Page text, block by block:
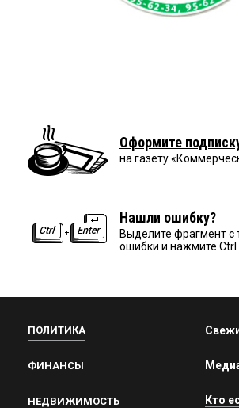
Оформите
на газету
Нашли ошибку?
Выделите фрагмент с
ошибки и нажмите Ctrl
ПОЛИТИКА
ФИНАНСЫ
НЕДВИЖИМОСТЬ Кто